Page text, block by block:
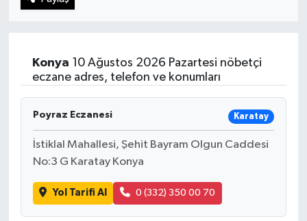
Konya 10 Ağustos 2026 Pazartesi nöbetçi
eczane adres, telefon ve konumları
Poyraz Eczanesi Karatay
İstiklal Mahallesi, Şehit Bayram Olgun Caddesi
No:3 G Karatay Konya
Yol Tarifi Al 0 (332) 350 00 70
Teknoloji
Yaşam